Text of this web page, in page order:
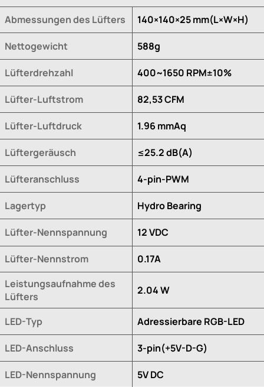
Abmessungen des Lüfters 140×140×25 mm(L×W×H)
Nettogewicht 588g
Lüfterdrehzahl 400~1650 RPM±10%
Lüfter-Luftstrom 82,53 CFM
Lüfter-Luftdruck 1.96 mmAq
Lüftergeräusch ≤25.2 dB(A)
Lüfteranschluss 4-pin-PWM
Lagertyp Hydro Bearing
Lüfter-Nennspannung 12 VDC
Lüfter-Nennstrom
0.17A
Leistungsaufnahme des
Lüfters
2.04 W
LED-Typ Adressierbare RGB-LED
LED-Anschluss 3-pin(+5V-D-G)
LED-Nennspannung 5V DC